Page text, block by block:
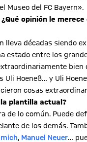
Museo del FC Bayern».
opinión le
lleva décadas siendo
estado entre los
bien
Hoeneß… y Uli
cosas
plantilla actual?
lo común. Puede
de los demás.
, Manuel Neuer…